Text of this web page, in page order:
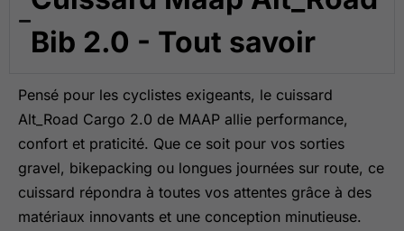
Bib 2.0 - Tout savoir
Pensé pour les cyclistes exigeants, le cuissard
Alt_Road Cargo 2.0 de MAAP allie performance,
confort et praticité. Que ce soit pour vos sorties
gravel, bikepacking ou longues journées sur route, ce
cuissard répondra à toutes vos attentes grâce à des
matériaux innovants et une conception minutieuse.